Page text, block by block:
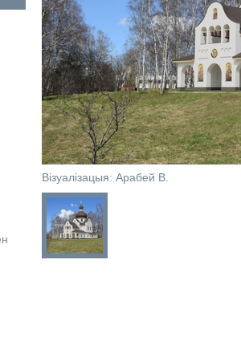
Візуалізацыя: Арабей В.